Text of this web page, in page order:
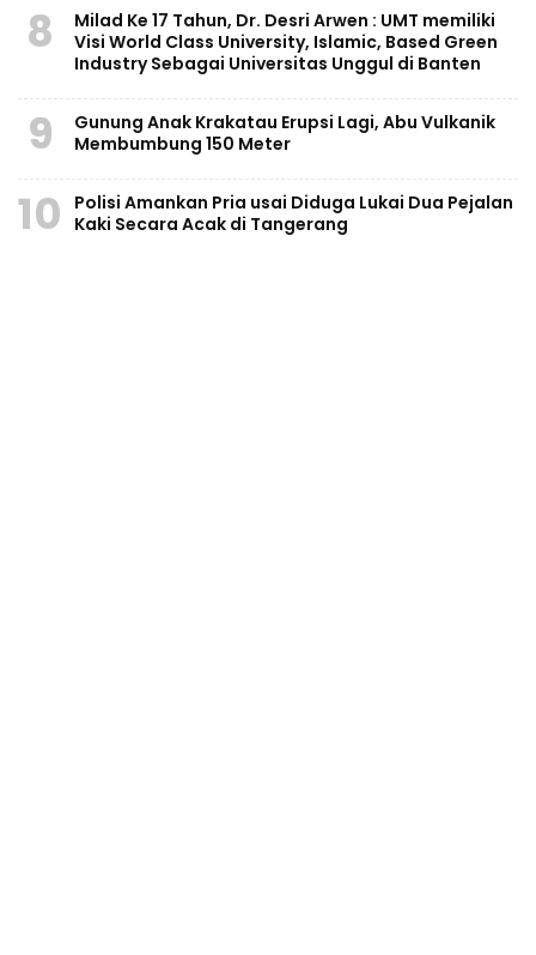
8
Milad Ke 17 Tahun, Dr. Desri Arwen : UMT memiliki
Visi World Class University, Islamic, Based Green
Industry Sebagai Universitas Unggul di Banten
9
Gunung Anak Krakatau Erupsi Lagi, Abu Vulkanik
Membumbung 150 Meter
10
Polisi Amankan Pria usai Diduga Lukai Dua Pejalan
Kaki Secara Acak di Tangerang